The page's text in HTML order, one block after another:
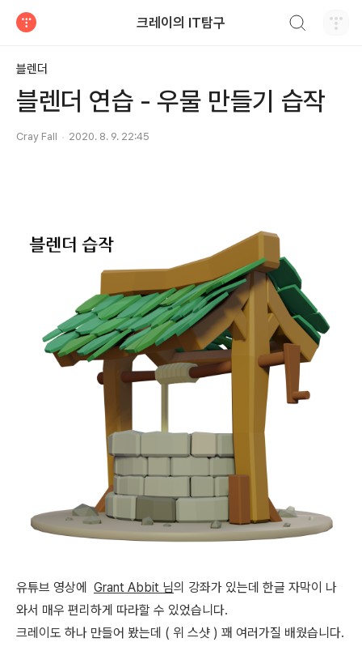
크레이의 IT탐구
블렌더
블렌더 연습 - 우물 만들기 습작
Cray Fall 2020. 8. 9. 22:45
유튜브 영상에 Grant Abbit 님의 강좌가 있는데 한글 자막이 나
와서 매우 편리하게 따라할 수 있었습니다.
크레이도 하나 만들어 봤는데 ( 위 스샷 ) 꽤 여러가질 배웠습니다.